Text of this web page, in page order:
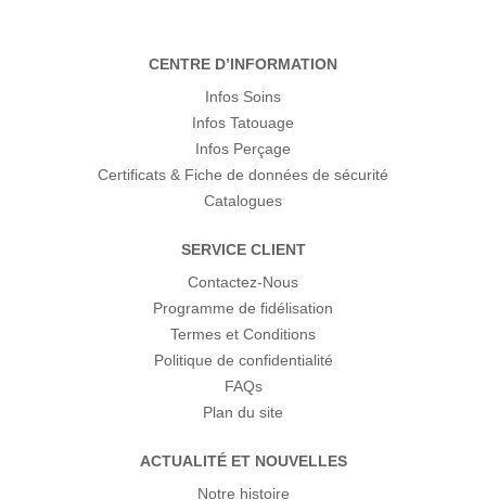
CENTRE D’INFORMATION
Infos Soins
Infos Tatouage
Infos Perçage
Certificats & Fiche de données de sécurité
Catalogues
SERVICE CLIENT
Contactez-Nous
Programme de fidélisation
Termes et Conditions
Politique de confidentialité
FAQs
Plan du site
ACTUALITÉ ET NOUVELLES
Notre histoire